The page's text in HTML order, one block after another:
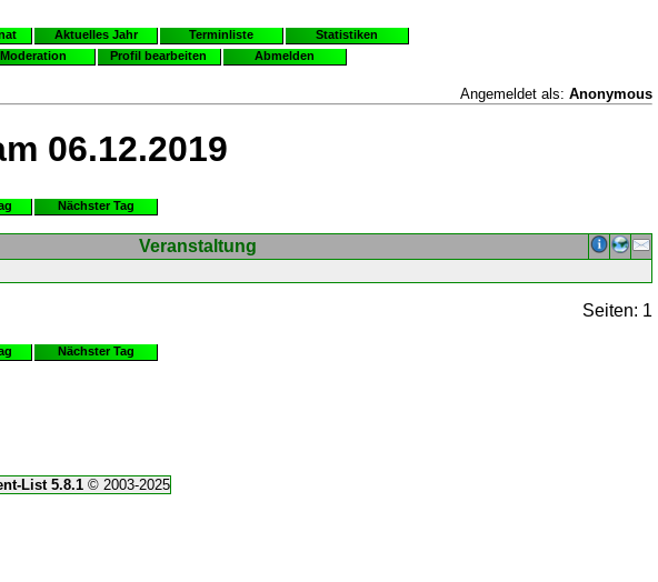
Aktuelles Jahr Terminliste
Statistiken
Moderation Profil bearbeiten Abmelden
Angemeldet als: Anonymous
06.12.2019
Nächster Tag
Veranstaltung
Seiten: 1
Nächster Tag
List 5.8.1© 2003-2025